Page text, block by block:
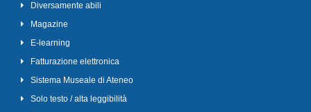
Diversamente abili
Magazine
E-learning
Fatturazione elettronica
Sistema Museale di Ateneo
Solo testo / alta leggibilità